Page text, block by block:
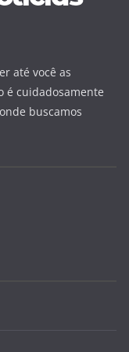
até você as
é cuidadosamente
buscamos